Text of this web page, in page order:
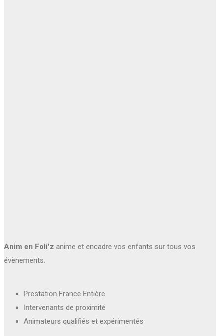
Anim en Foli'z anime et encadre vos enfants sur tous vos
évènements.
Prestation France Entière
Intervenants de proximité
Animateurs qualifiés et expérimentés